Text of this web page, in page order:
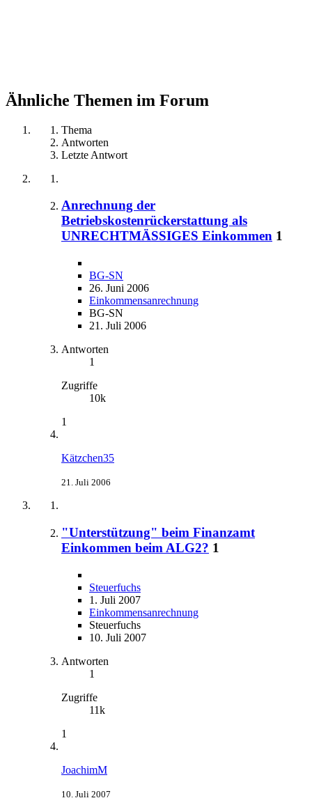
Ähnliche Themen im Forum
Thema
Antworten
Letzte Antwort
Anrechnung der
Betriebskostenrückerstattung als
UNRECHTMÄSSIGES Einkommen 1
BG-SN
26. Juni 2006
Einkommensanrechnung
BG-SN
21. Juli 2006
Antworten
1
Zugriffe
10k
1
Kätzchen35
21. Juli 2006
"Unterstützung" beim Finanzamt
Einkommen beim ALG2? 1
Steuerfuchs
1. Juli 2007
Einkommensanrechnung
Steuerfuchs
10. Juli 2007
Antworten
1
Zugriffe
11k
1
JoachimM
10. Juli 2007